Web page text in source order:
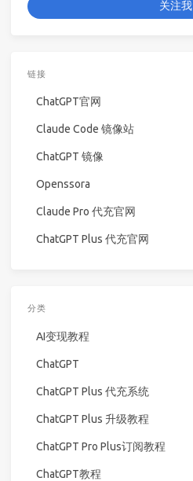
关注我
链接
ChatGPT官网
Claude Code 镜像站
ChatGPT 镜像
Openssora
Claude Pro 代充官网
ChatGPT Plus 代充官网
分类
AI变现教程
ChatGPT
ChatGPT Plus 代充系统
ChatGPT Plus 升级教程
ChatGPT Pro Plus订阅教程
ChatGPT教程